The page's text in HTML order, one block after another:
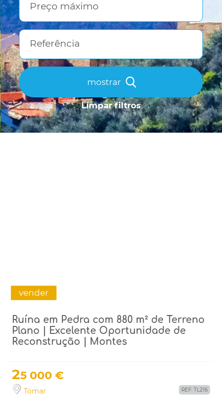
Preço máximo
Referência
mostrar
Limpar filtros
vender
Ruína em Pedra com 880 m² de Terreno
Plano | Excelente Oportunidade de
Reconstrução | Montes
25 000 €
Tomar REF: TL216